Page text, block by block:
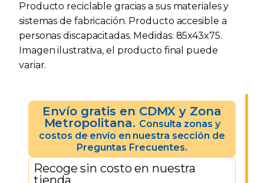
Producto reciclable gracias a sus materiales y
sistemas de fabricación. Producto accesible a
personas discapacitadas. Medidas: 85x43x75.
Imagen ilustrativa, el producto final puede
variar.
Envío gratis en CDMX y Zona
Metropolitana. Consulta zonas y
costos de envío en nuestra sección de
Preguntas Frecuentes.
Recoge sin costo en nuestra
tienda.